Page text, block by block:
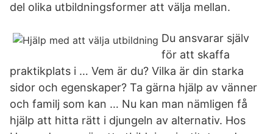
del olika utbildningsformer att välja mellan.
Du ansvarar själv
för att skaffa
praktikplats i … Vem är du? Vilka är din starka
sidor och egenskaper? Ta gärna hjälp av vänner
och familj som kan … Nu kan man nämligen få
hjälp att hitta rätt i djungeln av alternativ. Hos